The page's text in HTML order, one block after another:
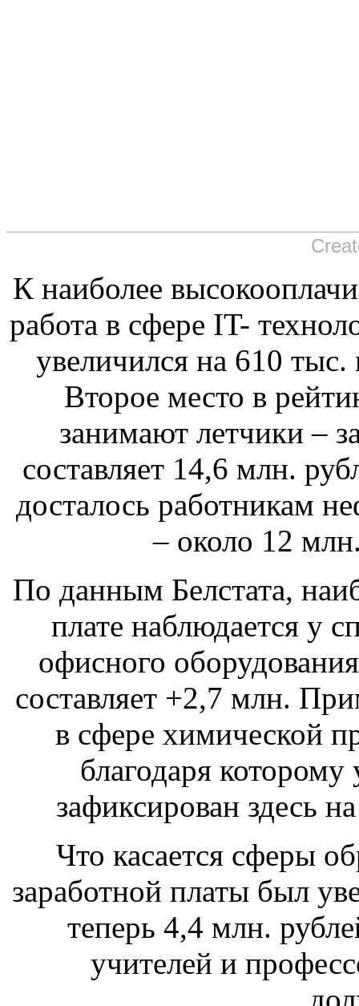
К наиболее
работа в сфере IT-
увеличился на 610 тыс.
Второе место в
занимают летчики –
составляет 14,6 млн.
досталось работникам
– около 12
По данным Белстата,
плате наблюдается у
офисного
составляет +2,7 млн.
в сфере химической
благодаря
зафиксирован здесь
Что касается сферы
заработной платы был
теперь 4,4 млн.
учителей и